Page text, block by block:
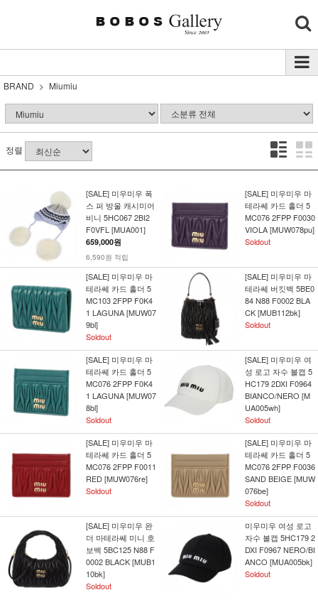
BRAND Miumiu
정렬
[SALE] 미우미우 폭
스 퍼 방울 캐시미어
비니 5HC067 2BI2
F0VFL [MUA001]
659,000원
6,590원 적립
[SALE] 미우미우 마
테라쎄 카드 홀더 5
MC076 2FPP F0030
VIOLA [MUW078pu]
Soldout
[SALE] 미우미우 마
테라쎄 카드 홀더 5
MC103 2FPP F0K4
1 LAGUNA [MUW07
9bl]
Soldout
[SALE] 미우미우 마
테라쎄 버킷백 5BE0
84 N88 F0002 BLA
CK [MUB112bk]
Soldout
[SALE] 미우미우 마
테라쎄 카드 홀더 5
MC076 2FPP F0K4
1 LAGUNA [MUW07
8bl]
Soldout
[SALE] 미우미우 여
성 로고 자수 볼캡 5
HC179 2DXI F0964
BIANCO/NERO [M
UA005wh]
Soldout
[SALE] 미우미우 마
테라쎄 카드 홀더 5
MC076 2FPP F0011
RED [MUW076re]
Soldout
[SALE] 미우미우 마
테라쎄 카드 홀더 5
MC076 2FPP F0036
SAND BEIGE [MUW
076be]
Soldout
[SALE] 미우미우 완
더 마테라쎄 미니 호
보백 5BC125 N88 F
0002 BLACK [MUB1
10bk]
Soldout
미우미우 여성 로고
자수 볼캡 5HC179 2
DXI F0967 NERO/BI
ANCO [MUA005bk]
Soldout